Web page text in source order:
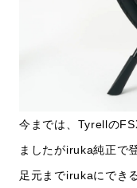
今までは、Tyrellの
ましたがiruka純正で
足元までirukaにでき